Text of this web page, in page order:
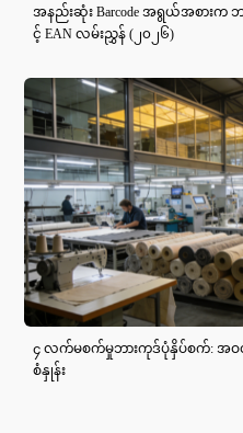
အနည်းဆုံး Barcode အရွယ်အစားက
င့် EAN လမ်းညွှန် (၂၀၂၆)
၄ လက်မစက်မှုဘားကုဒ်ပုံနှိပ်စက်:
စံနှုန်း